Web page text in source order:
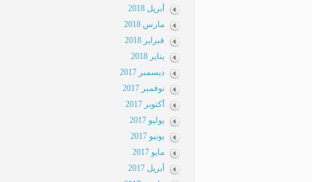
أبريل 2018
مارس 2018
فبراير 2018
يناير 2018
ديسمبر 2017
نوفمبر 2017
أكتوبر 2017
يوليو 2017
يونيو 2017
مايو 2017
أبريل 2017